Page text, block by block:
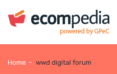
Home - wwd digital forum